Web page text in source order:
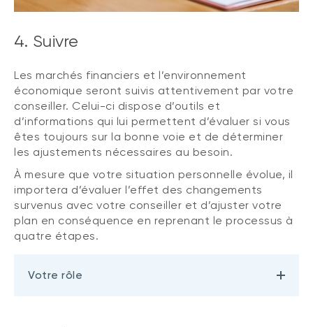
4. Suivre
Les marchés financiers et l’environnement
économique seront suivis attentivement par votre
conseiller. Celui-ci dispose d’outils et
d’informations qui lui permettent d’évaluer si vous
êtes toujours sur la bonne voie et de déterminer
les ajustements nécessaires au besoin.
À mesure que votre situation personnelle évolue, il
importera d’évaluer l’effet des changements
survenus avec votre conseiller et d’ajuster votre
plan en conséquence en reprenant le processus à
quatre étapes.
Votre rôle